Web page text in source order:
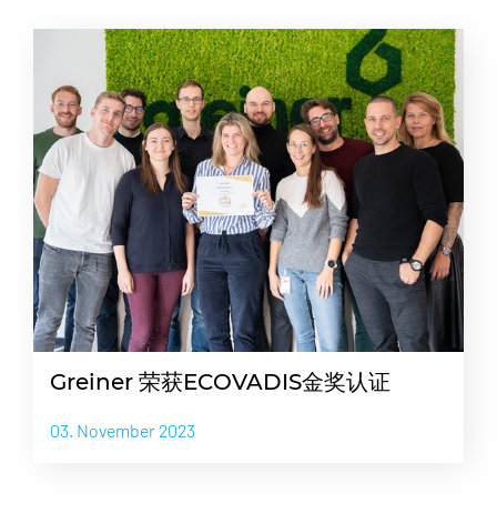
Greiner 荣获ECOVADIS金奖认证
03. November 2023